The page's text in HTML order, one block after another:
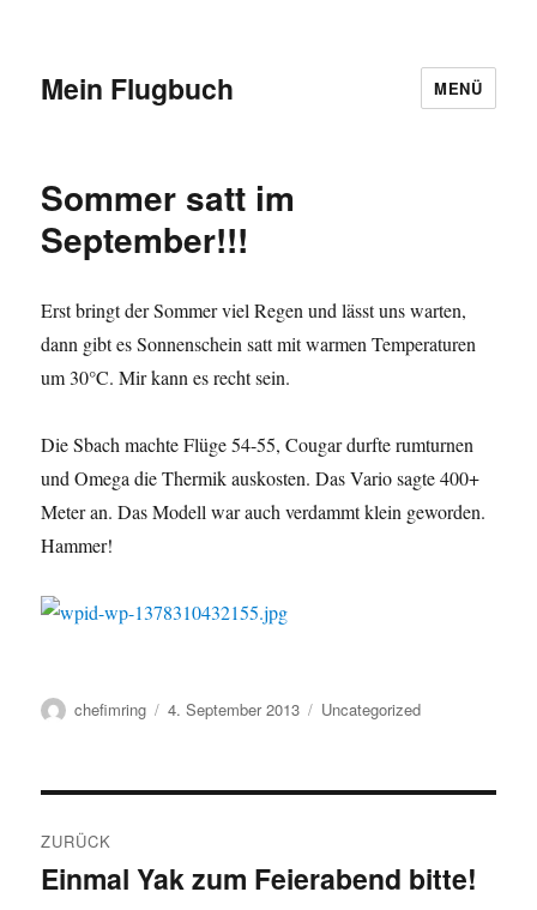
Mein Flugbuch MENÜ
Sommer satt im
September!!!
Erst bringt der Sommer viel Regen und lässt uns warten,
dann gibt es Sonnenschein satt mit warmen Temperaturen
um 30°C. Mir kann es recht sein.
Die Sbach machte Flüge 54-55, Cougar durfte rumturnen
und Omega die Thermik auskosten. Das Vario sagte 400+
Meter an. Das Modell war auch verdammt klein geworden.
Hammer!
Autor
chefimring
Veröffentlicht
4. September 2013 Kategorien
Uncategorized
ZURÜCK
Vorheriger
Einmal Yak zum Feierabend bitte!